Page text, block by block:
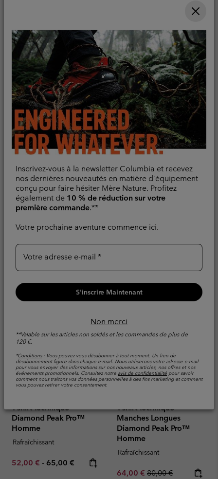
Inscrivez-vous à la newsletter Columbia et recevez
nos dernières nouveautés en matière d’équipement
conçu pour faire hésiter Mère Nature. Profitez
également de 10 % de réduction sur votre
première commande.**
Votre prochaine aventure commence ici.
Votre adresse e-mail
S'inscrire Maintenant
Non merci
**Valable sur les articles non soldés et les commandes de plus de
120 €.
*Conditions: Vous pouvez vous désabonner à tout moment. Un lien de
désabonnement figure dans chaque e-mail. Nous utiliserons votre adresse e-mail
pour vous envoyer des informations sur nos nouveaux articles, nos offres et nos
événements promotionnels. Consultez notre avis de confidentialité pour savoir
comment nous traitons vos données personnelles à des fins marketing et comment
vous pouvez retirer votre consentement.
Maximum sale
Regular
T-shirt Technique
Manches Longues PFG
Uncharted™ Homme
44,00 €55,00 €
T-shirt Tissé Chill Creek™
Homme
Minimum sale price:
42,00 € -Maximum sale
49,00 €
T-shirt Technique
Diamond Peak Pro™
Homme
Rafraîchissant
Minimum sale price:
52,00 € - Maximum price:
65,00 €
T-shirt Technique
Manches Longues
Diamond Peak Pro™
Homme
Rafraîchissant
Sale price:
64,00 € Regular price:
80,00 €